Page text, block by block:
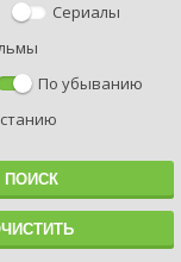
Сериалы
По убыванию